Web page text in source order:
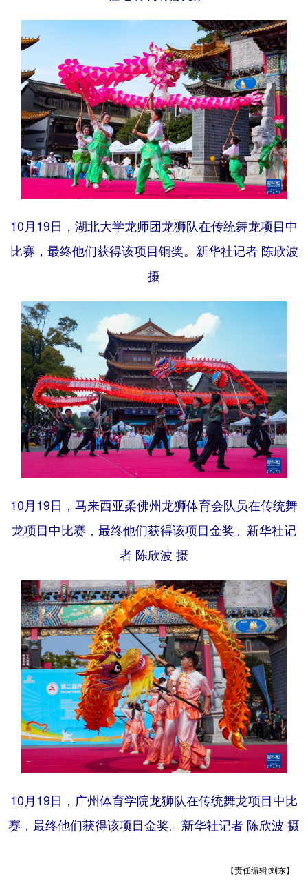
10月19日，湖北大学龙师团龙狮队在传统舞龙项目中
比赛，最终他们获得该项目铜奖。新华社记者 陈欣波
摄
10月19日，马来西亚柔佛州龙狮体育会队员在传统舞
龙项目中比赛，最终他们获得该项目金奖。新华社记
者 陈欣波 摄
10月19日，广州体育学院龙狮队在传统舞龙项目中比
赛，最终他们获得该项目金奖。新华社记者 陈欣波 摄
【责任编辑:刘东】